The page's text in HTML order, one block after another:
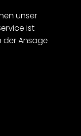
unser
ist
der Ansage